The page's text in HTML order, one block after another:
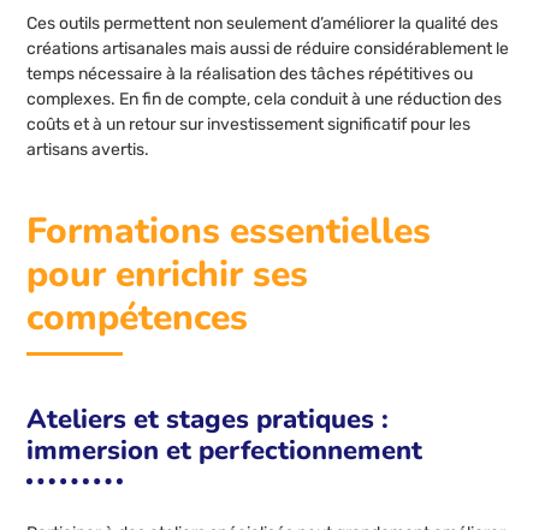
Ces outils permettent non seulement d’améliorer la qualité des
créations artisanales mais aussi de réduire considérablement le
temps nécessaire à la réalisation des tâches répétitives ou
complexes. En fin de compte, cela conduit à une réduction des
coûts et à un retour sur investissement significatif pour les
artisans avertis.
Formations essentielles
pour enrichir ses
compétences
Ateliers et stages pratiques :
immersion et perfectionnement